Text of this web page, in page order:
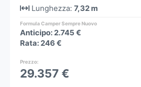
Lunghezza: 7,32 m
Formula Camper Sempre Nuovo
Anticipo: 2.745 €
Rata: 246 €
Prezzo:
29.357 €